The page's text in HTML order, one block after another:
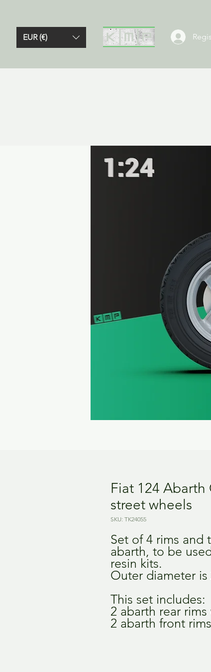
EUR (€)
Fiat 124
street wheels
SKU: TK24055
Set of 4 rims and
abarth, to be
resin kits.
Outer diameter is
This set includes:
2 abarth rear
2 abarth front